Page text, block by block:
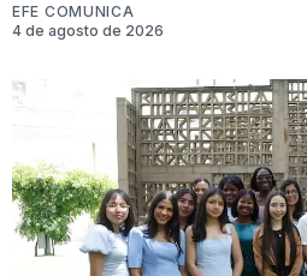
EFE COMUNICA
4 de agosto de 2026